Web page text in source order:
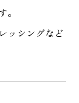
ッシングなど